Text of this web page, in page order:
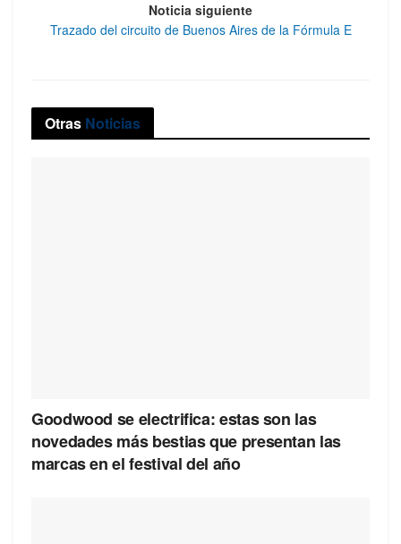
Noticia siguiente
Trazado del circuito de Buenos Aires de la Fórmula E
Otras Noticias
Goodwood se electrifica: estas son las
novedades más bestias que presentan las
marcas en el festival del año